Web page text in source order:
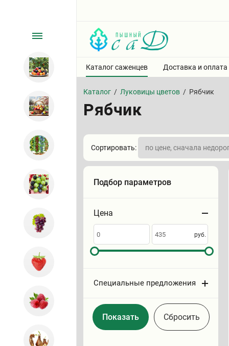
Каталог саженцев Доставка и оплата
Каталог / Луковицы цветов / Рябчик
Рябчик
Сортировать:
Подбор параметров
Цена
Сортировать
по
руб.
Специальные предложения
Cбросить